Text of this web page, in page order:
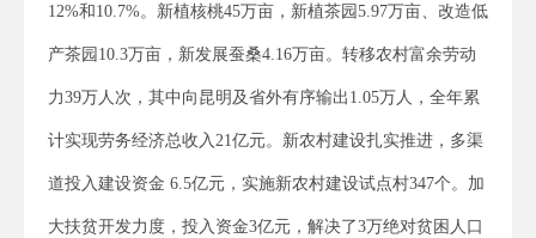
12%和10.7%。新植核桃45万亩，新植茶园5.97万亩、改造低
产茶园10.3万亩，新发展蚕桑4.16万亩。转移农村富余劳动
力39万人次，其中向昆明及省外有序输出1.05万人，全年累
计实现劳务经济总收入21亿元。新农村建设扎实推进，多渠
道投入建设资金 6.5亿元，实施新农村建设试点村347个。加
大扶贫开发力度，投入资金3亿元，解决了3万绝对贫困人口